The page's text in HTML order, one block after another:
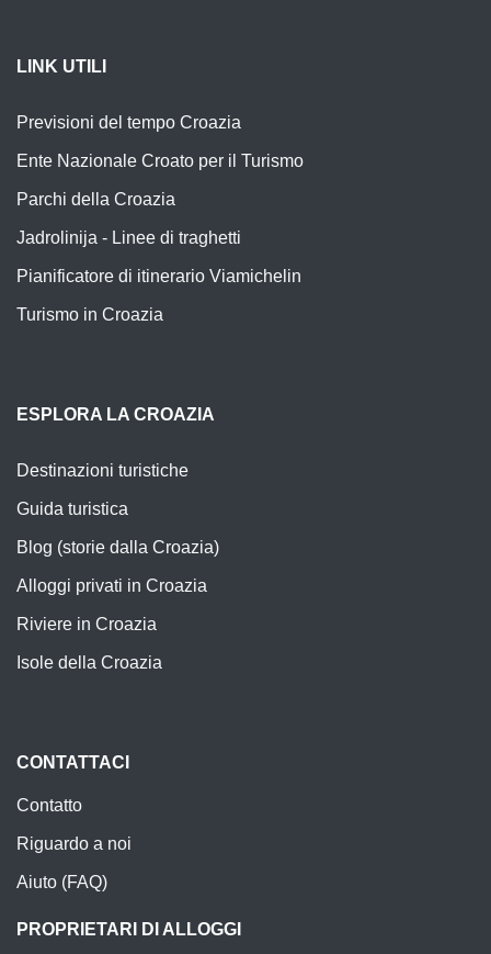
LINK UTILI
Previsioni del tempo Croazia
Ente Nazionale Croato per il Turismo
Parchi della Croazia
Jadrolinija - Linee di traghetti
Pianificatore di itinerario Viamichelin
Turismo in Croazia
ESPLORA LA CROAZIA
Destinazioni turistiche
Guida turistica
Blog (storie dalla Croazia)
Alloggi privati in Croazia
Riviere in Croazia
Isole della Croazia
CONTATTACI
Contatto
Riguardo a noi
Aiuto (FAQ)
PROPRIETARI DI ALLOGGI